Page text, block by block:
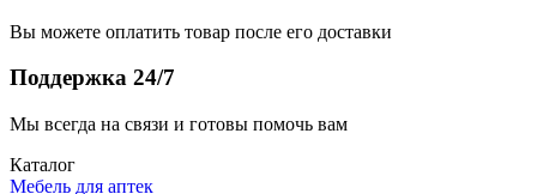
Вы можете оплатить товар после его доставки
Поддержка 24/7
Мы всегда на связи и готовы помочь вам
Каталог
Мебель для аптек